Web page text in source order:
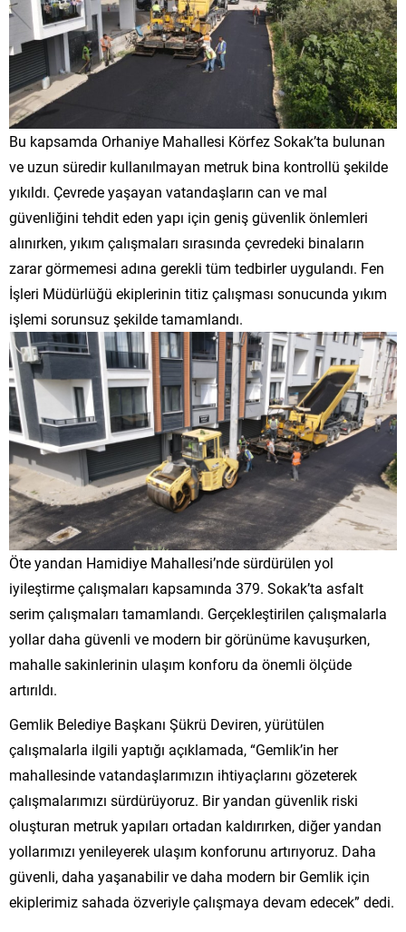
Bu kapsamda Orhaniye Mahallesi Körfez Sokak’ta bulunan
ve uzun süredir kullanılmayan metruk bina kontrollü şekilde
yıkıldı. Çevrede yaşayan vatandaşların can ve mal
güvenliğini tehdit eden yapı için geniş güvenlik önlemleri
alınırken, yıkım çalışmaları sırasında çevredeki binaların
zarar görmemesi adına gerekli tüm tedbirler uygulandı. Fen
İşleri Müdürlüğü ekiplerinin titiz çalışması sonucunda yıkım
işlemi sorunsuz şekilde tamamlandı.
Öte yandan Hamidiye Mahallesi’nde sürdürülen yol
iyileştirme çalışmaları kapsamında 379. Sokak’ta asfalt
serim çalışmaları tamamlandı. Gerçekleştirilen çalışmalarla
yollar daha güvenli ve modern bir görünüme kavuşurken,
mahalle sakinlerinin ulaşım konforu da önemli ölçüde
artırıldı.
Gemlik Belediye Başkanı Şükrü Deviren, yürütülen
çalışmalarla ilgili yaptığı açıklamada, “Gemlik’in her
mahallesinde vatandaşlarımızın ihtiyaçlarını gözeterek
çalışmalarımızı sürdürüyoruz. Bir yandan güvenlik riski
oluşturan metruk yapıları ortadan kaldırırken, diğer yandan
yollarımızı yenileyerek ulaşım konforunu artırıyoruz. Daha
güvenli, daha yaşanabilir ve daha modern bir Gemlik için
ekiplerimiz sahada özveriyle çalışmaya devam edecek” dedi.